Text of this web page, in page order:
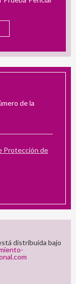
de la
Protección de
distribuida bajo